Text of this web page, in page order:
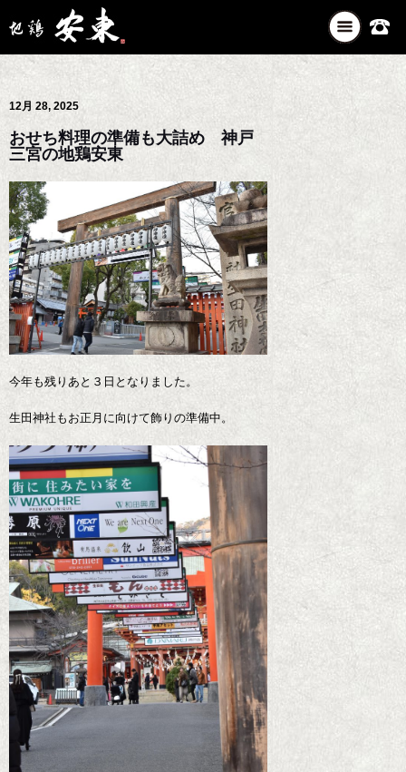
ナ
ビ
ゲ
シ
12月 28, 2025
おせち料理の準備も大詰め 神戸
三宮の地鶏安東
今年も残りあと３日となりました。
生田神社もお正月に向けて飾りの準備中。